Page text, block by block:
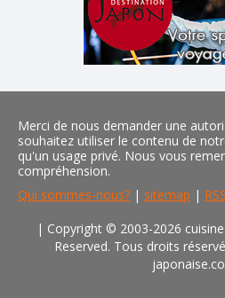
Merci de nous demander une
souhaitez utiliser le contenu de
qu'un usage privé. Nous vous
compréhension.
Qui sommes-nous? | sitemap | RSS
| Copyright © 2003-2026
Reserved. Tous droits